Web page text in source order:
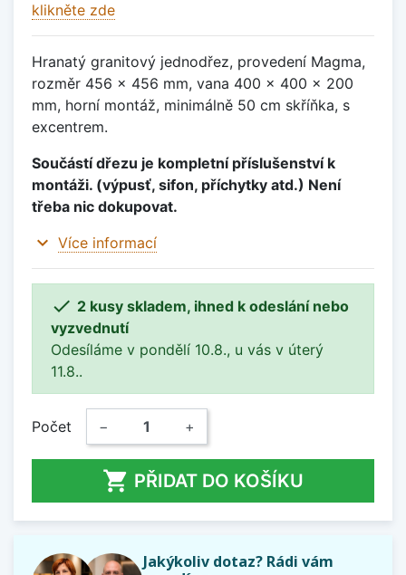
klikněte zde
Hranatý granitový jednodřez, provedení Magma,
rozměr 456 x 456 mm, vana 400 x 400 x 200
mm, horní montáž, minimálně 50 cm skříňka, s
excentrem.
Součástí dřezu je kompletní příslušenství k
montáži. (výpusť, sifon, příchytky atd.) Není
třeba nic dokupovat.
expand_more Více informací
 2 kusy skladem, ihned k odeslání nebo
vyzvednutí
Odesíláme v pondělí 10.8., u vás v úterý
11.8..
Počet − +
 PŘIDAT DO KOŠÍKU
Jakýkoliv dotaz? Rádi vám